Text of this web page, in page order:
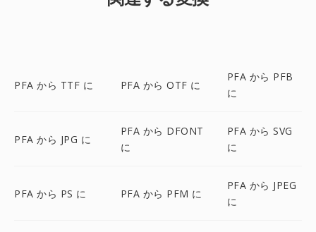
PFA から TTF に PFA から OTF に
PFA から PFB
に
PFA から JPG に
PFA から DFONT
に
PFA から SVG
に
PFA から PS に PFA から PFM に
PFA から JPEG
に